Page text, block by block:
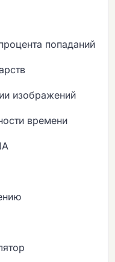
попаданий
изображений
времени